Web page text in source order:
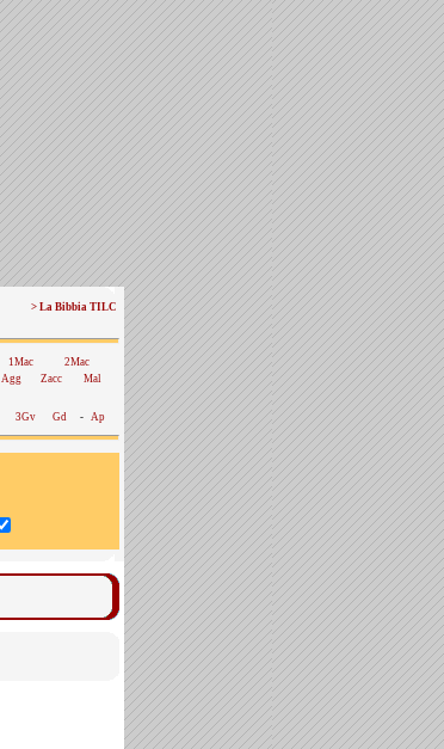
> La Bibbia TILC
1Mac
2Mac
Agg Zacc Mal
3Gv Gd - Ap